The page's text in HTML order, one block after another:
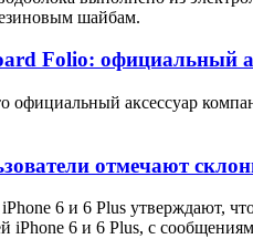
шайбам.
Folio: официальный
официальный аксессуар
отмечают
6 и 6 Plus утверждают,
iPhone 6 и 6 Plus, с